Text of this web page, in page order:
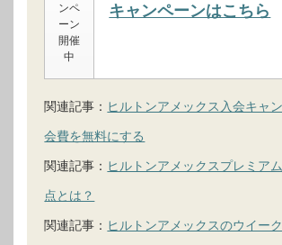
ンペ
ーン
開催
中
キャンペーンはこちら
関連記事： ヒルトンアメックス入会キャ
会費を無料にする
関連記事： ヒルトンアメックスプレミア
点とは？
関連記事： ヒルトンアメックスのウイー